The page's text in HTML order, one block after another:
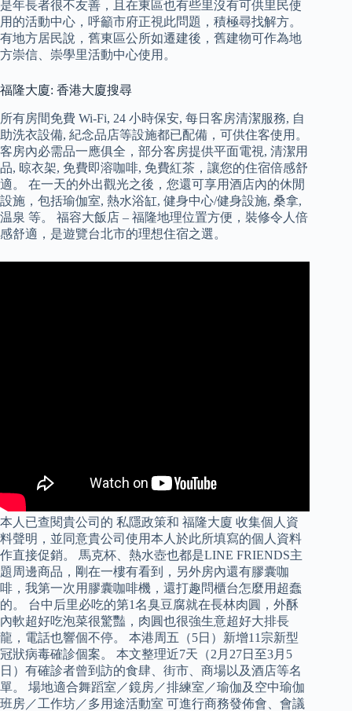
是年長者很不友善，且在東區也有些里沒有可供里民使
用的活動中心，呼籲市府正視此問題，積極尋找解方。
有地方居民說，舊東區公所如遷建後，舊建物可作為地
方崇信、崇學里活動中心使用。
福隆大廈: 香港大廈搜尋
所有房間免費 Wi-Fi, 24 小時保安, 每日客房清潔服務, 自
助洗衣設備, 紀念品店等設施都已配備，可供住客使用。
客房內必需品一應俱全，部分客房提供平面電視, 清潔用
品, 晾衣架, 免費即溶咖啡, 免費紅茶，讓您的住宿倍感舒
適。 在一天的外出觀光之後，您還可享用酒店內的休閒
設施，包括瑜伽室, 熱水浴缸, 健身中心/健身設施, 桑拿,
温泉 等。 福容大飯店 – 福隆地理位置方便，裝修令人倍
感舒適，是遊覽台北市的理想住宿之選。
本人已查閱貴公司的 私隱政策和 福隆大廈 收集個人資
料聲明，並同意貴公司使用本人於此所填寫的個人資料
作直接促銷。 馬克杯、熱水壺也都是LINE FRIENDS主
題周邊商品，剛在一樓有看到，另外房內還有膠囊咖
啡，我第一次用膠囊咖啡機，還打趣問櫃台怎麼用超蠢
的。 台中后里必吃的第1名臭豆腐就在長林肉圓，外酥
內軟超好吃泡菜很驚豔，肉圓也很強生意超好大排長
龍，電話也響個不停。 本港周五（5日）新增11宗新型
冠狀病毒確診個案。 本文整理近7天（2月27日至3月5
日）有確診者曾到訪的食肆、街市、商場以及酒店等名
單。 場地適合舞蹈室／鏡房／排練室／瑜伽及空中瑜伽
班房／工作坊／多用途活動室 可進行商務發佈會、會議